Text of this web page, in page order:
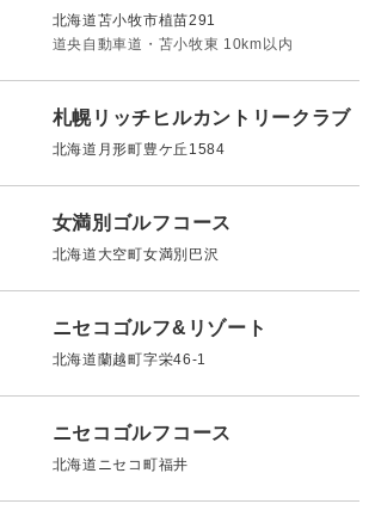
北海道苫小牧市植苗291
道央自動車道・苫小牧東 10km以内
札幌リッチヒルカントリークラブ
北海道月形町豊ケ丘1584
女満別ゴルフコース
北海道大空町女満別巴沢
ニセコゴルフ&リゾート
北海道蘭越町字栄46-1
ニセコゴルフコース
北海道ニセコ町福井